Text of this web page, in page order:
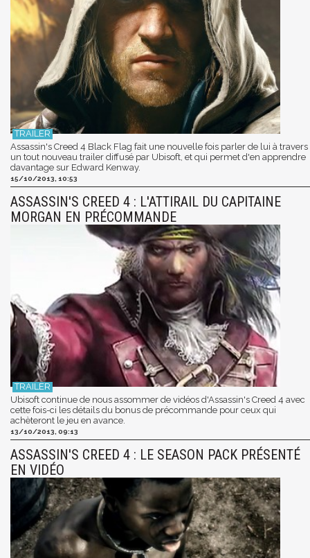
Assassin's Creed 4 Black Flag fait une nouvelle fois parler de lui à travers
un tout nouveau trailer diffusé par Ubisoft, et qui permet d'en apprendre
davantage sur Edward Kenway.
15/10/2013, 10:53
ASSASSIN'S CREED 4 : L'ATTIRAIL DU CAPITAINE
MORGAN EN PRÉCOMMANDE
Ubisoft continue de nous assommer de vidéos d'Assassin's Creed 4 avec
cette fois-ci les détails du bonus de précommande pour ceux qui
achèteront le jeu en avance.
13/10/2013, 09:13
ASSASSIN'S CREED 4 : LE SEASON PACK PRÉSENTÉ
EN VIDÉO